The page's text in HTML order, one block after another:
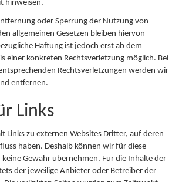
hinweisen.
oder Sperrung der Nutzung von
allgemeinen Gesetzen bleiben hiervon
Haftung ist jedoch erst ab dem
einer konkreten Rechtsverletzung möglich. Bei
Rechtsverletzungen werden wir
entfernen.
Links
Links zu externen Websites Dritter, auf deren
haben. Deshalb können wir für diese
Gewähr übernehmen. Für die Inhalte der
der jeweilige Anbieter oder Betreiber der